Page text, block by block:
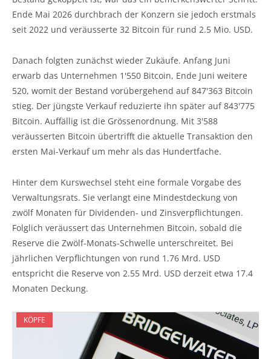
Ende Mai 2026 durchbrach der Konzern sie jedoch erstmals
seit 2022 und veräusserte 32 Bitcoin für rund 2.5 Mio. USD.
Danach folgten zunächst wieder Zukäufe. Anfang Juni
erwarb das Unternehmen 1'550 Bitcoin, Ende Juni weitere
520, womit der Bestand vorübergehend auf 847'363 Bitcoin
stieg. Der jüngste Verkauf reduzierte ihn später auf 843'775
Bitcoin. Auffällig ist die Grössenordnung. Mit 3'588
veräusserten Bitcoin übertrifft die aktuelle Transaktion den
ersten Mai-Verkauf um mehr als das Hundertfache.
Hinter dem Kurswechsel steht eine formale Vorgabe des
Verwaltungsrats. Sie verlangt eine Mindestdeckung von
zwölf Monaten für Dividenden- und Zinsverpflichtungen.
Folglich veräussert das Unternehmen Bitcoin, sobald die
Reserve die Zwölf-Monats-Schwelle unterschreitet. Bei
jährlichen Verpflichtungen von rund 1.76 Mrd. USD
entspricht die Reserve von 2.55 Mrd. USD derzeit etwa 17.4
Monaten Deckung.
KÖPFE